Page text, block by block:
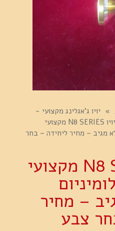
» יויו ג'אגלינג מקצועי -
יויו N8 SERIES מקצועי
מגיב – מחיר ליחידה – בחר
יויו N8 SERIES מקצועי
– מחיר
צבע